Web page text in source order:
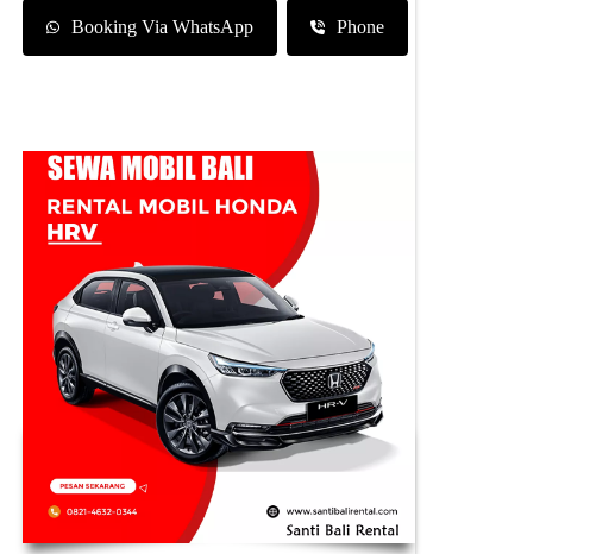
Booking Via WhatsApp Phone